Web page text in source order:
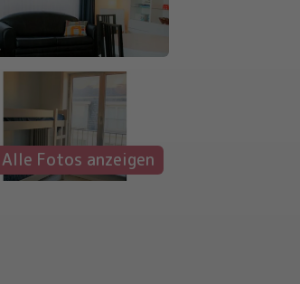
Alle Fotos anzeigen